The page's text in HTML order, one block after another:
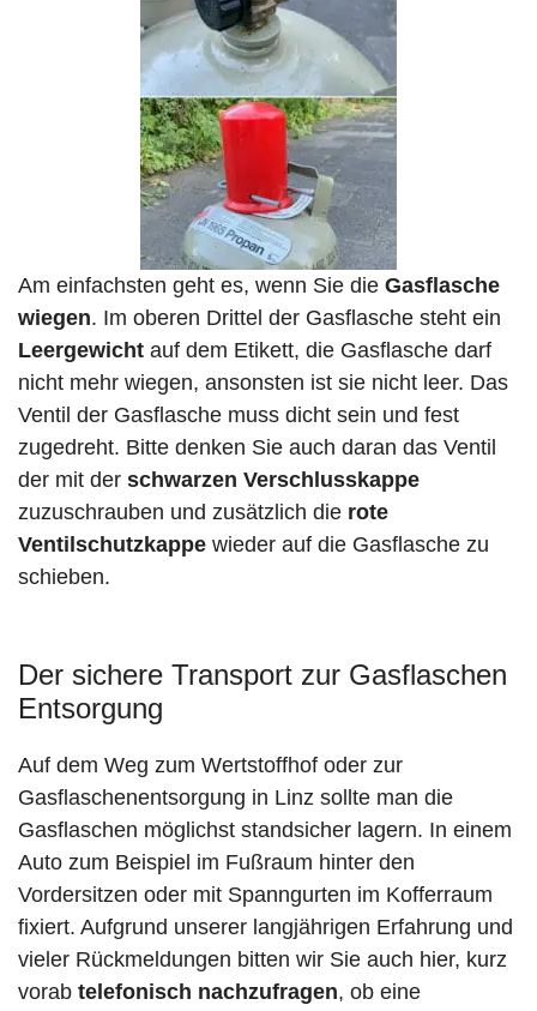
Am einfachsten geht es, wenn Sie die Gasflasche
wiegen. Im oberen Drittel der Gasflasche steht ein
Leergewicht auf dem Etikett, die Gasflasche darf
nicht mehr wiegen, ansonsten ist sie nicht leer. Das
Ventil der Gasflasche muss dicht sein und fest
zugedreht. Bitte denken Sie auch daran das Ventil
der mit der schwarzen Verschlusskappe
zuzuschrauben und zusätzlich die rote
Ventilschutzkappe wieder auf die Gasflasche zu
schieben.
Der sichere Transport zur Gasflaschen
Entsorgung
Auf dem Weg zum Wertstoffhof oder zur
Gasflaschenentsorgung in Linz sollte man die
Gasflaschen möglichst standsicher lagern. In einem
Auto zum Beispiel im Fußraum hinter den
Vordersitzen oder mit Spanngurten im Kofferraum
fixiert. Aufgrund unserer langjährigen Erfahrung und
vieler Rückmeldungen bitten wir Sie auch hier, kurz
vorab telefonisch nachzufragen, ob eine